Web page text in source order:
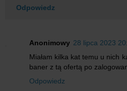
Odpowiedz
Anonimowy 28 lipca 2023
Miałam kilka kat temu u nich
baner z tą ofertą po
Odpowiedz